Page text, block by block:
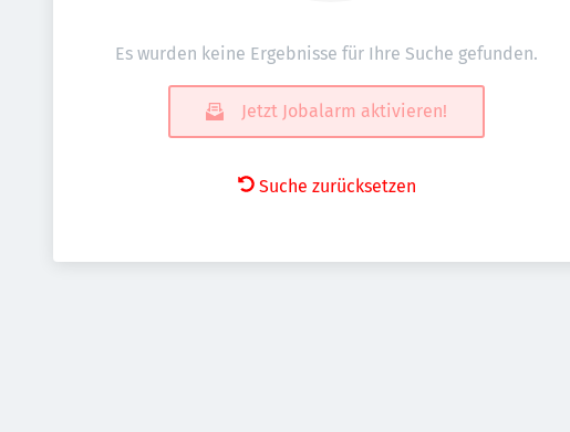
Es wurden keine Ergebnisse für Ihre Suche gefunden.
Jetzt Jobalarm aktivieren!
Suche zurücksetzen